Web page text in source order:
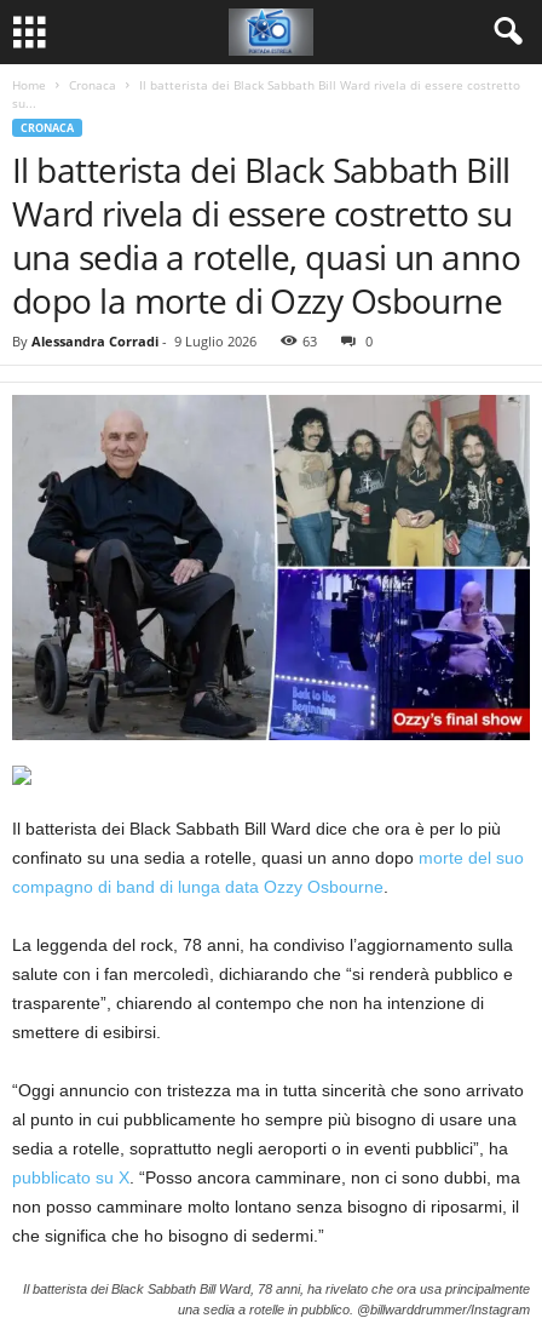
Home Cronaca
Il batterista dei Black Sabbath Bill Ward rivela di essere costretto
su...
CRONACA
Il batterista dei Black Sabbath Bill
Ward rivela di essere costretto su
una sedia a rotelle, quasi un anno
dopo la morte di Ozzy Osbourne
By Alessandra Corradi - 9 Luglio 2026 63 0
Il batterista dei Black Sabbath Bill Ward dice che ora è per lo più
confinato su una sedia a rotelle, quasi un anno dopo morte del suo
compagno di band di lunga data Ozzy Osbourne
La leggenda del rock, 78 anni, ha condiviso l’aggiornamento sulla
salute con i fan mercoledì, dichiarando che “si renderà pubblico e
trasparente”, chiarendo al contempo che non ha intenzione di
smettere di esibirsi.
“Oggi annuncio con tristezza ma in tutta sincerità che sono arrivato
al punto in cui pubblicamente ho sempre più bisogno di usare una
sedia a rotelle, soprattutto negli aeroporti o in eventi pubblici”, ha
pubblicato su X . “Posso ancora camminare, non ci sono dubbi, ma
non posso camminare molto lontano senza bisogno di riposarmi, il
che significa che ho bisogno di sedermi.”
Il batterista dei Black Sabbath Bill Ward, 78 anni, ha rivelato che ora usa principalmente
una sedia a rotelle in pubblico. @billwarddrummer/Instagram